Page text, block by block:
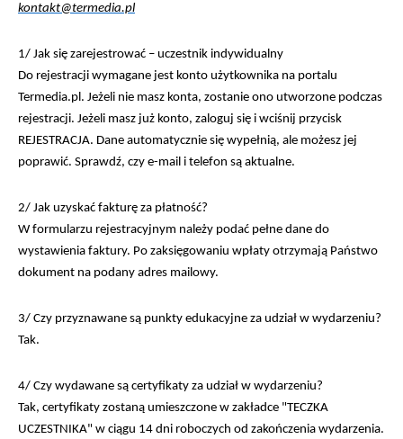
kontakt@termedia.pl
1/ Jak się zarejestrować – uczestnik indywidualny
Do rejestracji wymagane jest konto użytkownika na portalu
Termedia.pl. Jeżeli nie masz konta, zostanie ono utworzone podczas
rejestracji. Jeżeli masz już konto, zaloguj się i wciśnij przycisk
REJESTRACJA. Dane automatycznie się wypełnią, ale możesz jej
poprawić. Sprawdź, czy e-mail i telefon są aktualne.
2/ Jak uzyskać fakturę za płatność?
W formularzu rejestracyjnym należy podać pełne dane do
wystawienia faktury. Po zaksięgowaniu wpłaty otrzymają Państwo
dokument na podany adres mailowy.
3/ Czy przyznawane są punkty edukacyjne za udział w wydarzeniu?
Tak.
4/ Czy wydawane są certyfikaty za udział w wydarzeniu?
Tak, certyfikaty zostaną umieszczone w zakładce "TECZKA
UCZESTNIKA" w ciągu 14 dni roboczych od zakończenia wydarzenia.